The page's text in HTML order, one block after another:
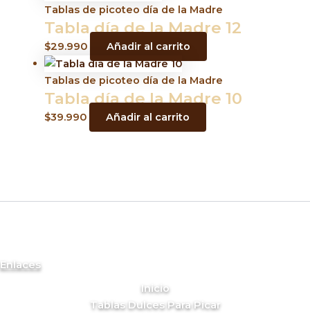
Tablas de picoteo día de la Madre
Tabla día de la Madre 12
$29.990 Añadir al carrito
Tablas de picoteo día de la Madre
Tabla día de la Madre 10
$39.990 Añadir al carrito
Enlaces
Inicio
Tablas Dulces Para Picar